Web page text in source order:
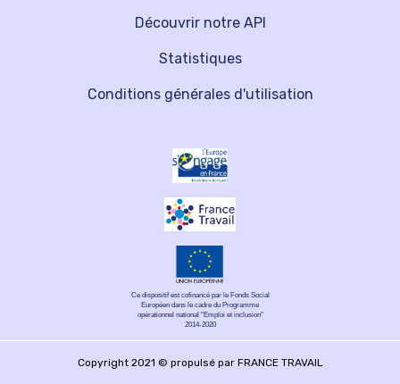
Découvrir notre API
Statistiques
Conditions générales d'utilisation
Ce dispositif est cofinancé par le Fonds Social
Européen dans le cadre du Programme
opérationnel national "Emploi et inclusion"
2014-2020
Copyright 2021 © propulsé par FRANCE TRAVAIL